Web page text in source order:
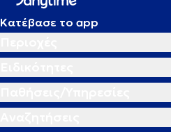
Κατέβασε το app